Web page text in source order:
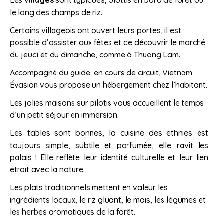
le long des champs de riz.
Certains villageois ont ouvert leurs portes, il est
possible d’assister aux fêtes et de découvrir le marché
du jeudi et du dimanche, comme à Thuong Lam.
Accompagné du guide, en cours de circuit, Vietnam
Évasion vous propose un hébergement chez l’habitant.
Les jolies maisons sur pilotis vous accueillent le temps
d’un petit séjour en immersion.
Les tables sont bonnes, la cuisine des ethnies est
toujours simple, subtile et parfumée, elle ravit les
palais ! Elle reflète leur identité culturelle et leur lien
étroit avec la nature.
Les plats traditionnels mettent en valeur les
ingrédients locaux, le riz gluant, le maïs, les légumes et
les herbes aromatiques de la forêt.